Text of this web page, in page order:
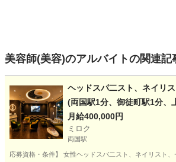
美容師(美容)のアルバイトの関連記
ヘッドスパ二スト、ネイリ
(両国駅1分、御徒町駅1分、
月給400,000円
ミロク
両国駅
応募資格・条件】 女性ヘッドスパ二スト、ネイリスト